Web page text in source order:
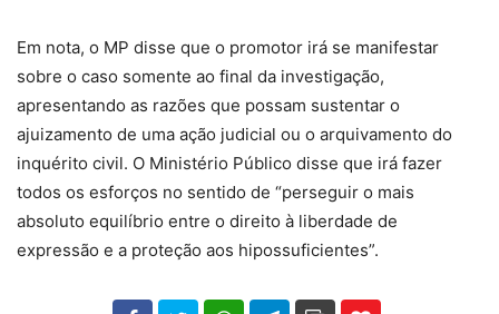
Em nota, o MP disse que o promotor irá se manifestar
sobre o caso somente ao final da investigação,
apresentando as razões que possam sustentar o
ajuizamento de uma ação judicial ou o arquivamento do
inquérito civil. O Ministério Público disse que irá fazer
todos os esforços no sentido de “perseguir o mais
absoluto equilíbrio entre o direito à liberdade de
expressão e a proteção aos hipossuficientes”.